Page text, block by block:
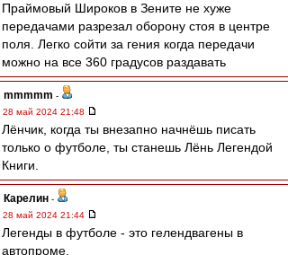
Праймовый Широков в Зените не хуже
передачами разрезал оборону стоя в центре
поля. Легко сойти за гения когда передачи
можно на все 360 градусов раздавать
mmmmm -
28 май 2024 21:48
Лёнчик, когда ты внезапно начнёшь писать
только о футболе, ты станешь Лёнь Легендой
Книги.
Карелин -
28 май 2024 21:44
Легенды в футболе - это гелендвагены в
автопроме.